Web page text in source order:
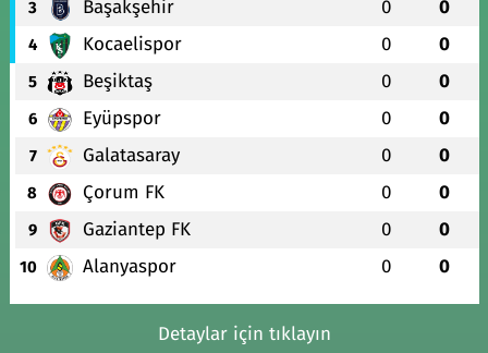
3 Başakşehir 0 0
4 Kocaelispor 0 0
5 Beşiktaş 0 0
6 Eyüpspor 0 0
7 Galatasaray 0 0
8 Çorum FK 0 0
9 Gaziantep FK 0 0
10 Alanyaspor 0 0
Detaylar için tıklayın